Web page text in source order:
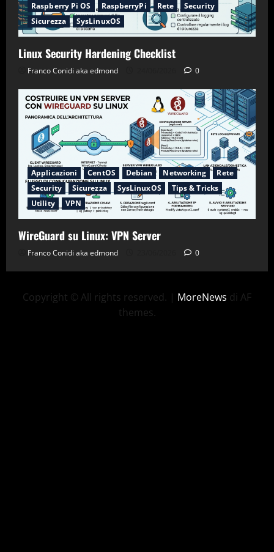
Raspberry Pi OS
RaspberryPi Rete
Security
Sicurezza
SysLinuxOS
Linux Security Hardening Checklist
Franco Conidi aka edmond 0
Applicazioni CentOS Debian Networking
Rete
Security
Sicurezza SysLinuxOS
Tips & Tricks
Utility
VPN
WireGuard su Linux: VPN Server
Franco Conidi aka edmond 0
Copyright © All rights reserved. | MoreNews di AF
themes.